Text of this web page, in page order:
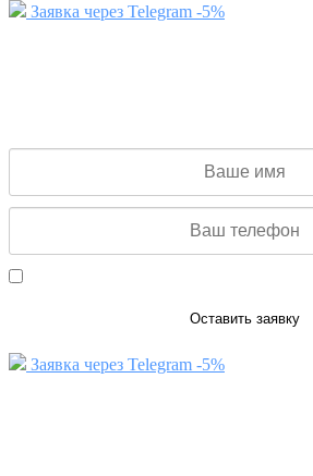
Заявка через Telegram -5%
Оставить заявку
Заявка через Telegram -5%